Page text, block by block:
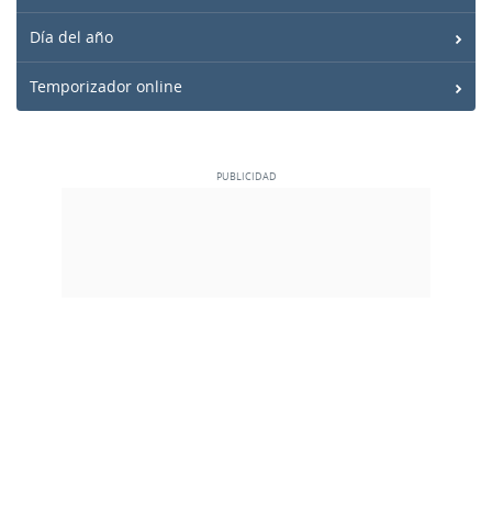
Día del año
Temporizador online